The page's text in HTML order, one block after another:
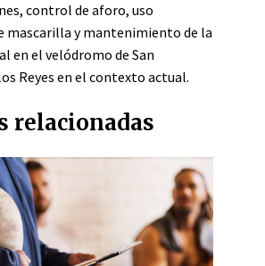
control de aforo, uso
mascarilla y mantenimiento de la
en el velódromo de San
Reyes en el contexto actual.
relacionadas